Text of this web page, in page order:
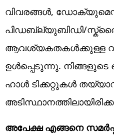
വിവരങ്ങൾ,
പിഡബ്ല്യുബിഡി/
ആവശ്യകതകൾക്കുള്ള
ഉൾപ്പെടുന്നു. നിങ്ങളുടെ
ഹാൾ ടിക്കറ്റുകൾ
അപേക്ഷ എങ്ങനെ